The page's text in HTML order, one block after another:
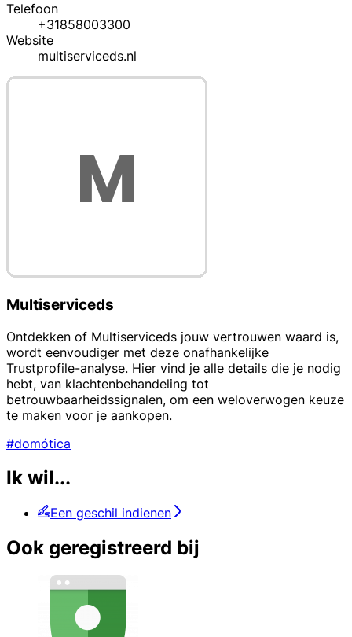
Telefoon
+31858003300
Website
multiserviceds.nl
Multiserviceds
Ontdekken of Multiserviceds jouw vertrouwen waard is,
wordt eenvoudiger met deze onafhankelijke
Trustprofile-analyse. Hier vind je alle details die je nodig
hebt, van klachtenbehandeling tot
betrouwbaarheidssignalen, om een weloverwogen keuze
te maken voor je aankopen.
#domótica
Ik wil...
Een geschil indienen
Ook geregistreerd bij